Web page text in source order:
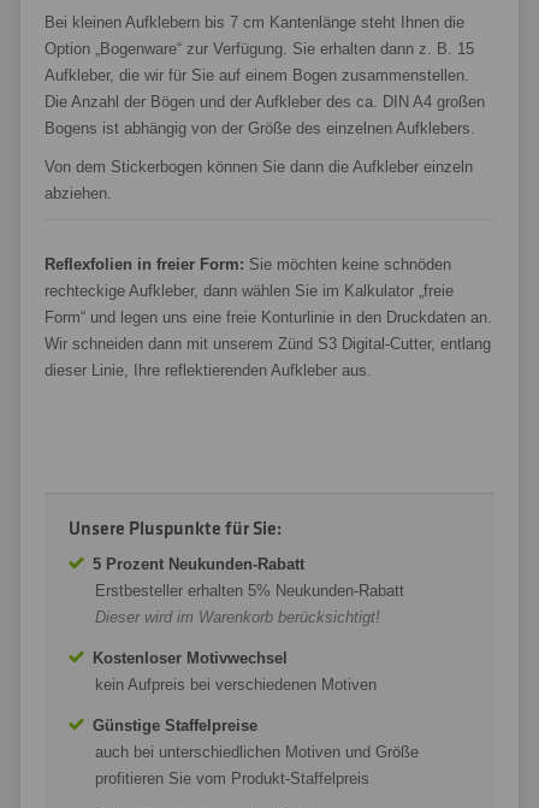
Bei kleinen Aufklebern bis 7 cm Kantenlänge steht Ihnen die
Option „Bogenware“ zur Verfügung. Sie erhalten dann z. B. 15
Aufkleber, die wir für Sie auf einem Bogen zusammenstellen.
Die Anzahl der Bögen und der Aufkleber des ca. DIN A4 großen
Bogens ist abhängig von der Größe des einzelnen Aufklebers.
Von dem Stickerbogen können Sie dann die Aufkleber einzeln
abziehen.
Reflexfolien in freier Form: Sie möchten keine schnöden
rechteckige Aufkleber, dann wählen Sie im Kalkulator „freie
Form“ und legen uns eine freie Konturlinie in den Druckdaten an.
Wir schneiden dann mit unserem Zünd S3 Digital-Cutter, entlang
dieser Linie, Ihre reflektierenden Aufkleber aus.
Unsere Pluspunkte für Sie:
5 Prozent Neukunden-Rabatt
Erstbesteller erhalten 5% Neukunden-Rabatt
Dieser wird im Warenkorb berücksichtigt!
Kostenloser Motivwechsel
kein Aufpreis bei verschiedenen Motiven
Günstige Staffelpreise
auch bei unterschiedlichen Motiven und Größe
profitieren Sie vom Produkt-Staffelpreis